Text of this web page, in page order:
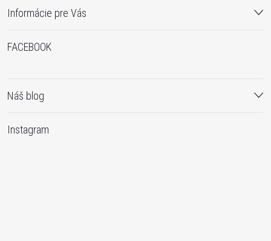
Informácie pre Vás
FACEBOOK
Náš blog
Instagram